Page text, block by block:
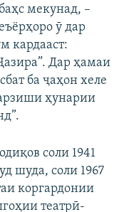
мекунад, –
ӯ дар
кардааст:
Дар ҳамаи
ба ҷаҳон хеле
ҳунарии
соли 1941
шуда, соли 1967
коргардонии
театрӣ-